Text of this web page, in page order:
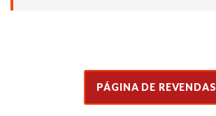
PÁGINA DE REVENDAS